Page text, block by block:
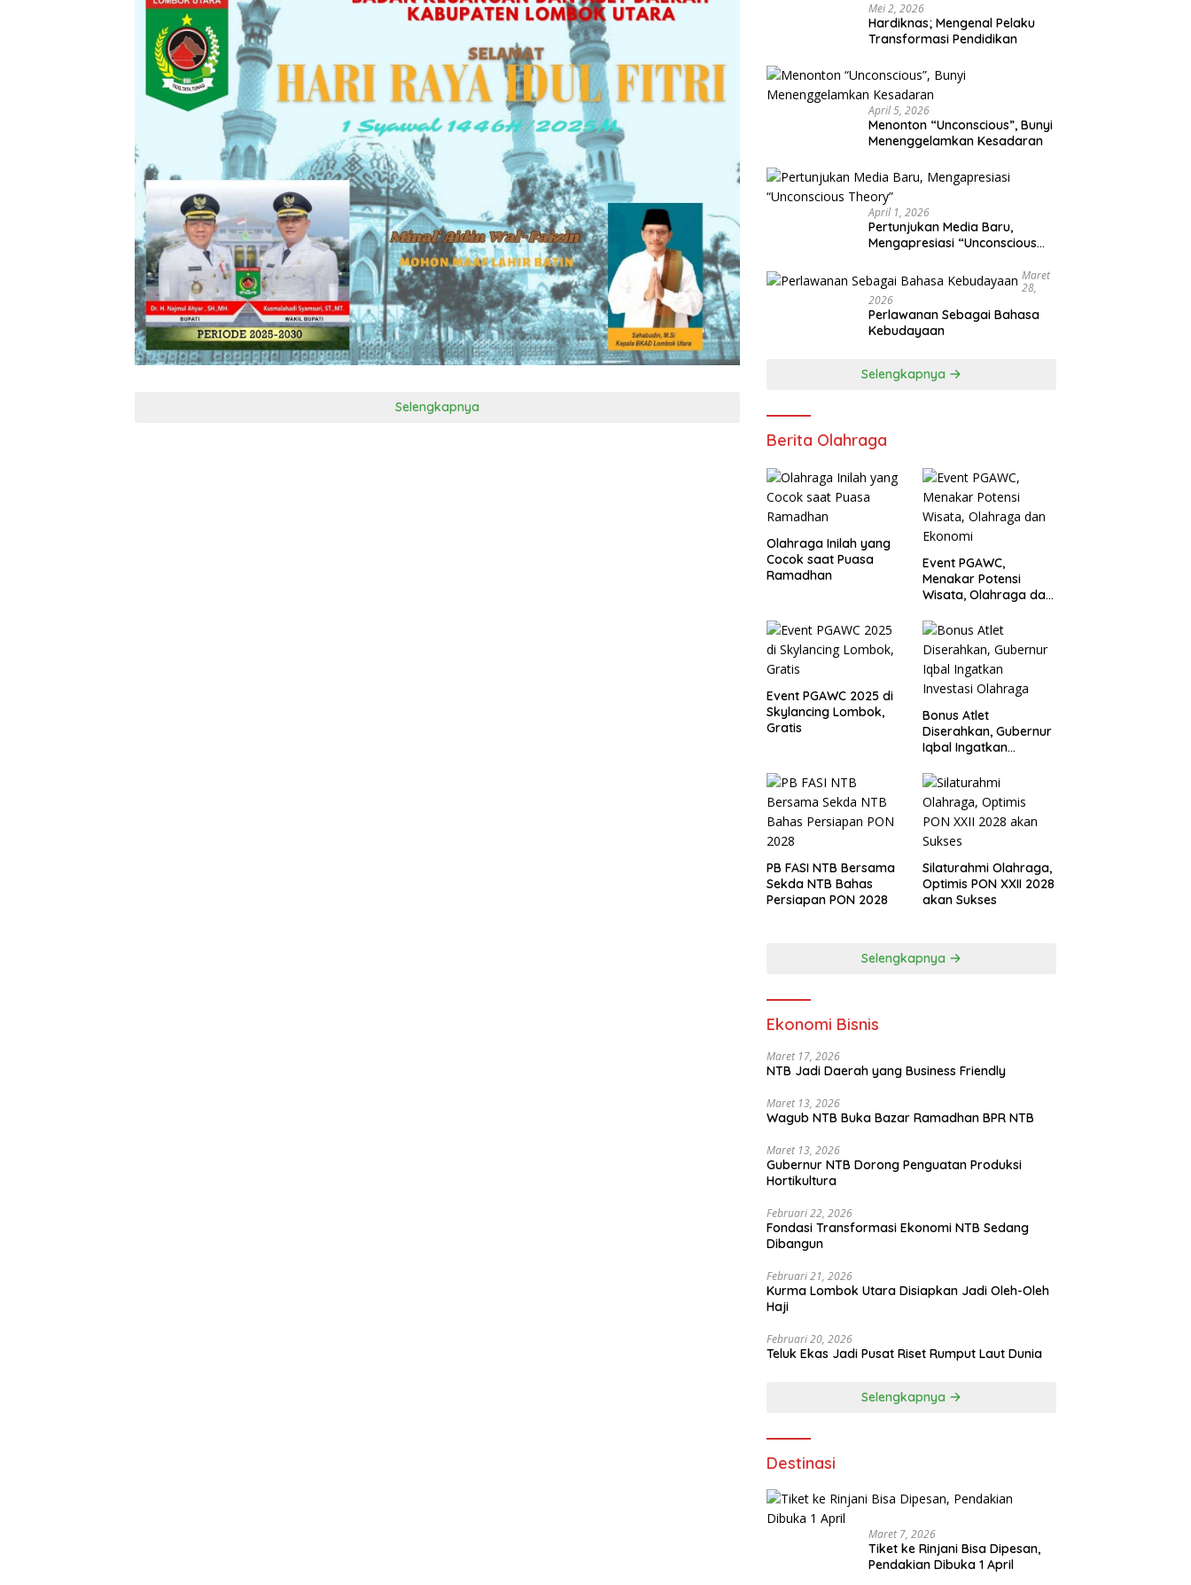
Selengkapnya
Mei 2, 2026
Hardiknas; Mengenal Pelaku
Transformasi Pendidikan
April 5, 2026
Menonton “Unconscious”, Bunyi
Menenggelamkan Kesadaran
April 1, 2026
Pertunjukan Media Baru,
Mengapresiasi “Unconscious
Maret
28,
2026
Perlawanan Sebagai Bahasa
Kebudayaan
Selengkapnya
Berita Olahraga
Olahraga Inilah yang
Cocok saat Puasa
Ramadhan
Event PGAWC,
Menakar Potensi
Wisata, Olahraga dan
Event PGAWC 2025 di
Skylancing Lombok,
Gratis
Bonus Atlet
Diserahkan, Gubernur
Iqbal Ingatkan
PB FASI NTB Bersama
Sekda NTB Bahas
Persiapan PON 2028
Silaturahmi Olahraga,
Optimis PON XXII 2028
akan Sukses
Selengkapnya
Ekonomi Bisnis
Maret 17, 2026
NTB Jadi Daerah yang Business Friendly
Maret 13, 2026
Wagub NTB Buka Bazar Ramadhan BPR NTB
Maret 13, 2026
Gubernur NTB Dorong Penguatan Produksi
Hortikultura
Februari 22, 2026
Fondasi Transformasi Ekonomi NTB Sedang
Dibangun
Februari 21, 2026
Kurma Lombok Utara Disiapkan Jadi Oleh-Oleh
Haji
Februari 20, 2026
Teluk Ekas Jadi Pusat Riset Rumput Laut Dunia
Selengkapnya
Destinasi
Maret 7, 2026
Tiket ke Rinjani Bisa Dipesan,
Pendakian Dibuka 1 April